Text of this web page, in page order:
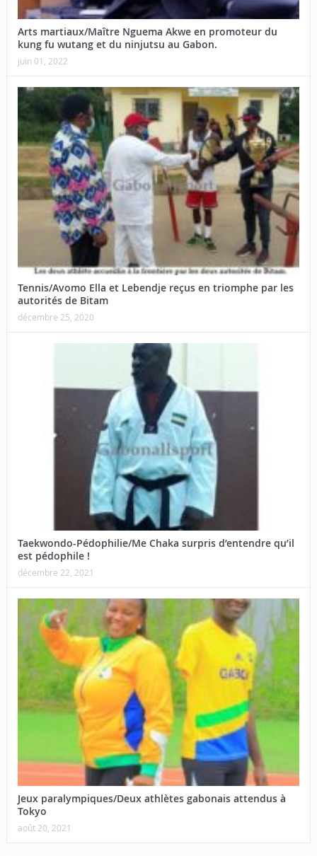
Arts martiaux/Maître Nguema Akwe en promoteur du
kung fu wutang et du ninjutsu au Gabon.
juin 01, 2022
Tennis/Avomo Ella et Lebendje reçus en triomphe par les
autorités de Bitam
décembre 25, 2020
Taekwondo-Pédophilie/Me Chaka surpris d’entendre qu’il
est pédophile !
décembre 22, 2021
Jeux paralympiques/Deux athlètes gabonais attendus à
Tokyo
août 20, 2021